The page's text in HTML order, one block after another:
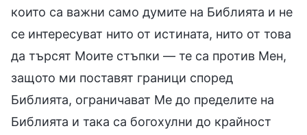
които са важни само думите на Библията и не
се интересуват нито от истината, нито от това
да търсят Моите стъпки — те са против Мен,
защото ми поставят граници според
Библията, ограничават Ме до пределите на
Библията и така са богохулни до крайност